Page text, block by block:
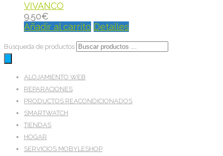
VIVANCO
9.50€
Añadir al carrito Detalles
Búsqueda de productos
ALOJAMIENTO WEB
REPARACIONES
PRODUCTOS REACONDICIONADOS
SMARTWATCH
TIENDAS
HOGAR
SERVICIOS MOBYLESHOP